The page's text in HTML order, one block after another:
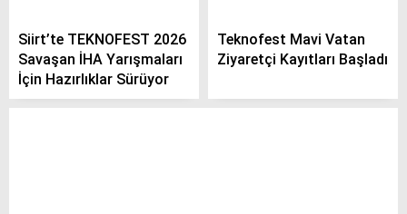
Siirt’te TEKNOFEST 2026
Savaşan İHA Yarışmaları
İçin Hazırlıklar Sürüyor
Teknofest Mavi Vatan
Ziyaretçi Kayıtları Başladı